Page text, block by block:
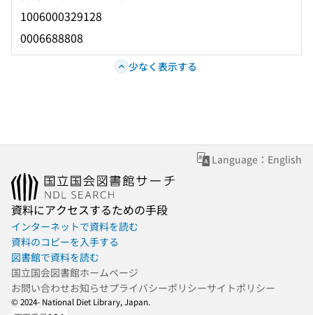
1006000329128
0006688808
少なく表示する
Language：English
資料にアクセスするための手段
インターネットで資料を読む
資料のコピーを入手する
図書館で資料を読む
国立国会図書館ホームページ
お問い合わせお知らせプライバシーポリシーサイトポリシー
© 2024- National Diet Library, Japan.